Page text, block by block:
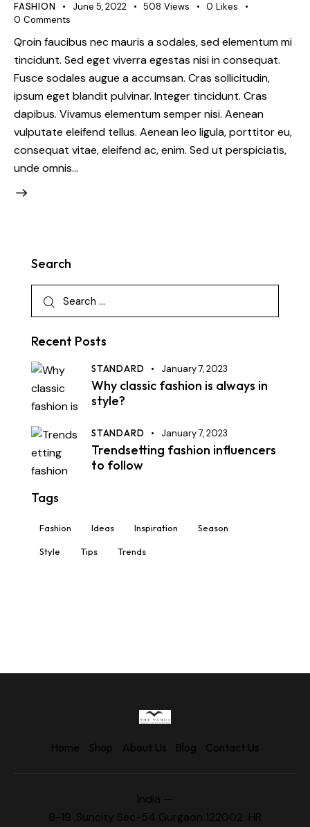
FASHION June 5, 2022 508 Views 0 Likes
0 Comments
Qroin faucibus nec mauris a sodales, sed elementum mi
tincidunt. Sed eget viverra egestas nisi in consequat.
Fusce sodales augue a accumsan. Cras sollicitudin,
ipsum eget blandit pulvinar. Integer tincidunt. Cras
dapibus. Vivamus elementum semper nisi. Aenean
vulputate eleifend tellus. Aenean leo ligula, porttitor eu,
consequat vitae, eleifend ac, enim. Sed ut perspiciatis,
unde omnis…
Search
Recent Posts
STANDARD January 7, 2023
Why classic fashion is always in
style?
STANDARD January 7, 2023
Trendsetting fashion influencers
to follow
Tags
Fashion Ideas Inspiration Season
Style Tips Trends
Home Shop About Us Blog Contact Us
India —
B-19 ,Suncity Sec-54 Gurgaon 122002 HR